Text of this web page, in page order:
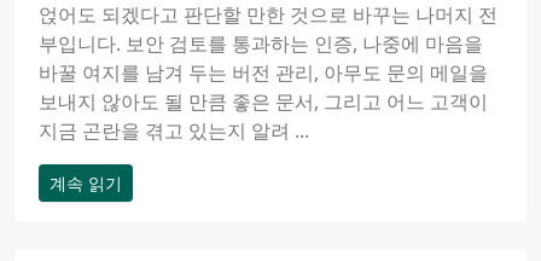
얹어도 되겠다고 판단할 만한 것으로 바꾸는 나머지 전
부입니다. 보안 검토를 통과하는 인증, 나중에 마음을
바꿀 여지를 남겨 두는 버전 관리, 아무도 문의 메일을
보내지 않아도 될 만큼 좋은 문서, 그리고 어느 고객이
지금 곤란을 겪고 있는지 알려 ...
계속 읽기